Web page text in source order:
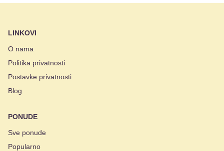
LINKOVI
O nama
Politika privatnosti
Postavke privatnosti
Blog
PONUDE
Sve ponude
Popularno